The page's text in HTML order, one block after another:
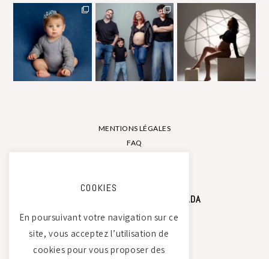
STUDIO PHOTO CAMILLE SAADA
Atelier Tierdam
121 La Baumondière
MENTIONS LÉGALES
FAQ
COOKIES
En poursuivant votre navigation sur ce
site, vous acceptez l’utilisation de
cookies pour vous proposer des